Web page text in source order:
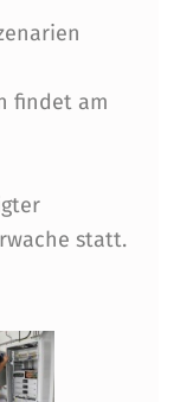
findet am
statt.